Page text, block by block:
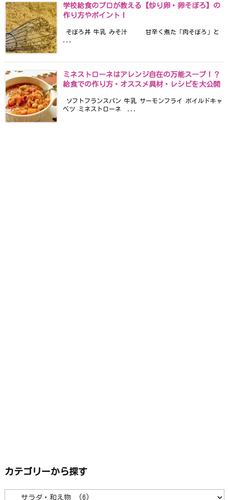
学校給食のプロが教える【炒り卵・卵そぼろ】の
作り方やポイント！
そぼろ丼 牛乳 みそ汁 甘辛く煮た「肉そぼろ」と
ミネストローネはアレンジ自在の万能スープ！？
給食での作り方・オススメ具材・レシピを大公開
ソフトフランスパン 牛乳 サーモンフライ ボイルドキャ
ベツ ミネストローネ ...
カテゴリーから探す